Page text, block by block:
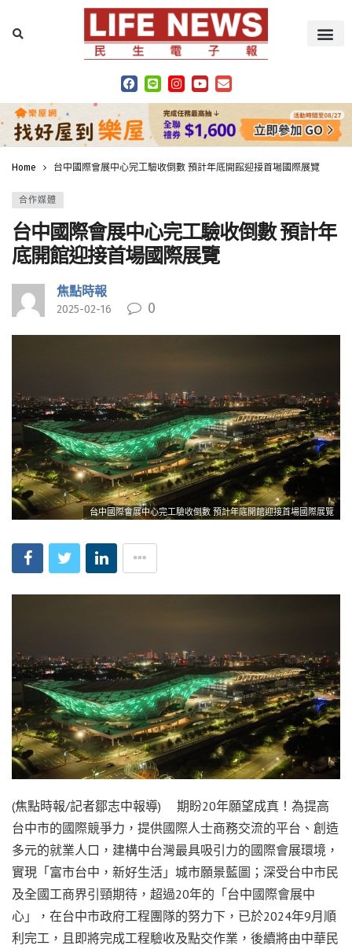
Home 台中國際會展中心完工驗收倒數 預計年底開館迎接首場國際展覽
合作媒體
台中國際會展中心完工驗收倒數 預計年
底開館迎接首場國際展覽
焦點時報
2025-02-16 0
台中國際會展中心完工驗收倒數 預計年底開館迎接首場國際展覽
(焦點時報/記者鄒志中報導) 期盼20年願望成真！為提高
台中市的國際競爭力，提供國際人士商務交流的平台、創造
多元的就業人口，建構中台灣最具吸引力的國際會展環境，
實現「富市台中，新好生活」城市願景藍圖；深受台中市民
及全國工商界引頸期待，超過20年的「台中國際會展中
心」，在台中市政府工程團隊的努力下，已於2024年9月順
利完工，且即將完成工程驗收及點交作業，後續將由中華民